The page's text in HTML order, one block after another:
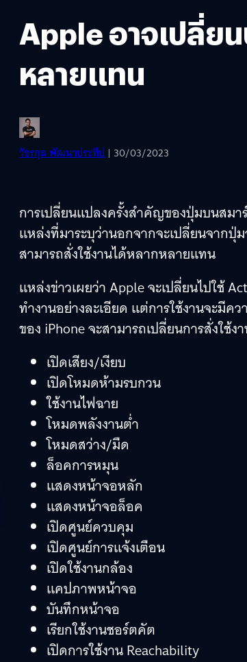
Apple อาจเปลี่ย
หลายแทน
วัชรกุล พัฒนาประทีป | 30/03/2023
การเปลี่ยนแปลงครั้งสำคัญของปุ่มบนสมา
แหล่งที่มาระบุว่านอกจากจะเปลี่ยนจากปุ่
สามารถสั่งใช้งานได้หลากหลายแทน
แหล่งข่าวเผยว่า Apple จะเปลี่ยนไปใช้
ทำงานอย่างละเอียด แต่การใช้งานจะมี
ของ iPhone จะสามารถเปลี่ยนการสั่งใช้ง
เปิดเสียง/เงียบ
เปิดโหมดห้ามรบกวน
ใช้งานไฟฉาย
โหมดพลังงานต่ำ
โหมดสว่าง/มืด
ล็อคการหมุน
แสดงหน้าจอหลัก
แสดงหน้าจอล็อค
เปิดศูนย์ควบคุม
เปิดศูนย์การแจ้งเตือน
เปิดใช้งานกล้อง
แคปภาพหน้าจอ
บันทึกหน้าจอ
เรียกใช้งานชอร์ตคัต
เปิดการใช้งาน Reachability